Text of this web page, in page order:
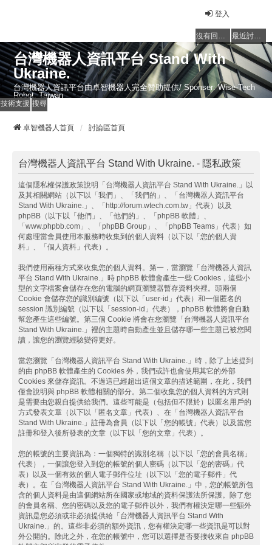
登入
沒有回覆的主題 最近討論的主題
台灣機器人資訊平台 Stand With
Ukraine.
台灣機器人資訊平台由卓智機器人完全贊助提供/ Sponser: Wise-Tech
Robot, Taiwan
技術支援 搜尋
卓智機器人首頁 討論區首頁
台灣機器人資訊平台 Stand With Ukraine. - 隱私政策
這個隱私權保護政策說明「台灣機器人資訊平台 Stand With Ukraine.」以
及其相關網站（以下以「我們」、「我們的」、「台灣機器人資訊平台
Stand With Ukraine.」、「http://forum.wtech.com.tw」代表）以及
phpBB（以下以「他們」、「他們的」、「phpBB 軟體」、
「www.phpbb.com」、「phpBB Group」、「phpBB Teams」代表）如
何處理當會員使用本服務時收集到的個人資料（以下以「您的個人資
料」、「個人資料」代表）。
我們使用兩種方式來收集您的個人資料。第一，當瀏覽「台灣機器人資訊
平台 Stand With Ukraine.」時 phpBB 軟體會產生一些 Cookies，這些小
型的文字檔案會儲存在您的電腦的網頁瀏覽器暫存資料夾裡。頭兩個
Cookie 會儲存您的識別編號（以下以「user-id」代表）和一個匿名的
session 識別編號（以下以「session-id」代表），phpBB 軟體將會自動
幫您產生這些編號。第三個 Cookie 將會在您瀏覽「台灣機器人資訊平台
Stand With Ukraine.」裡的主題時自動產生並且儲存哪一些主題已被您閱
讀，讓您的瀏覽經驗變得更好。
當您瀏覽「台灣機器人資訊平台 Stand With Ukraine.」時，除了上述提到
的由 phpBB 軟體產生的 Cookies 外，我們或許也會使用其它的外部
Cookies 來儲存資訊。不過這已經超出這個文章的描述範圍，在此，我們
僅會說明與 phpBB 軟體相關的部分。第二個收集您的個人資料的方式則
是需要由您親自提供給我們。這些可能是（包括但不限於）以匿名用戶的
方式發表文章（以下以「匿名文章」代表）、在「台灣機器人資訊平台
Stand With Ukraine.」註冊為會員（以下以「您的帳號」代表）以及當您
註冊和登入後所發表的文章（以下以「您的文章」代表）。
您的帳號的主要資訊為：一個獨特的識別名稱（以下以「您的會員名稱」
代表），一個讓您登入到您的帳號的個人密碼（以下以「您的密碼」代
表）以及一個有效的個人電子郵件位址（以下以「您的電子郵件」代
表）。在「台灣機器人資訊平台 Stand With Ukraine.」中，您的帳號所包
含的個人資料是由這個網站所在國家或地域的資料保護法所保護。除了您
的會員名稱、您的密碼以及您的電子郵件以外，我們有權決定哪一些額外
資訊是您必須或非必須提供給「台灣機器人資訊平台 Stand With
Ukraine.」的。這些非必須的額外資訊，您有權決定哪一些資訊是可以對
外公開的。除此之外，在您的帳號中，您可以選擇是否要接收來自 phpBB